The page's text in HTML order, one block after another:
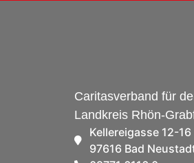
Caritasverband für
Landkreis Rhön-
Kellereigasse 12-16
97616 Bad